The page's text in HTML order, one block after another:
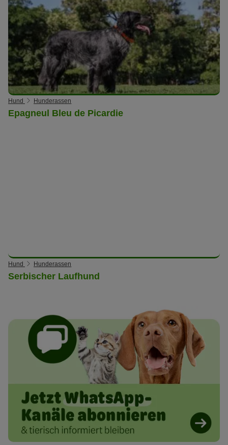
Hund Hunderassen
Epagneul Bleu de Picardie
Hund Hunderassen
Serbischer Laufhund